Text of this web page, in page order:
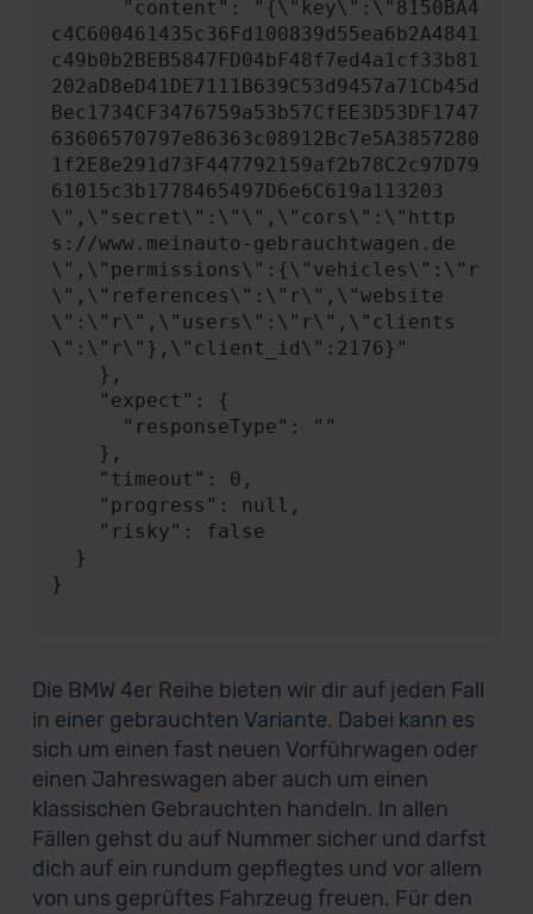
c4C600461435c36Fd100839d55ea6b2A4841
c49b0b2BEB5847FD04bF48f7ed4a1cf33b81
202aD8eD41DE7111B639C53d9457a71Cb45d
Bec1734CF3476759a53b57CfEE3D53DF1747
63606570797e86363c08912Bc7e5A3857280
1f2E8e291d73F447792159af2b78C2c97D79
61015c3b1778465497D6e6C619a113203
\",\"secret\":\"\",\"cors\":\"http
s://www.meinauto-gebrauchtwagen.de
\",\"permissions\":{\"vehicles\":\"r
\",\"references\":\"r\",\"website
\":\"r\",\"users\":\"r\",\"clients
\":\"r\"},\"client_id\":2176}"
}
Die BMW 4er Reihe bieten wir dir auf jeden Fall
in einer gebrauchten Variante. Dabei kann es
sich um einen fast neuen Vorführwagen oder
einen Jahreswagen aber auch um einen
klassischen Gebrauchten handeln. In allen
Fällen gehst du auf Nummer sicher und darfst
dich auf ein rundum gepflegtes und vor allem
von uns geprüftes Fahrzeug freuen. Für den